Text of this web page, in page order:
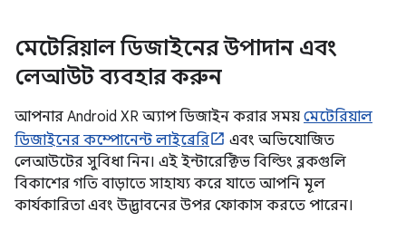
মেটেরিয়াল ডিজাইনের উপাদান এবং
লেআউট ব্যবহার করুন
আপনার Android XR অ্যাপ ডিজাইন করার সময় মেটেরিয়াল
ডিজাইনের কম্পোনেন্ট লাইব্রেরি
এবং অভিযোজিত
লেআউটের সুবিধা নিন। এই ইন্টারেক্টিভ বিল্ডিং ব্লকগুলি
বিকাশের গতি বাড়াতে সাহায্য করে যাতে আপনি মূল
কার্যকারিতা এবং উদ্ভাবনের উপর ফোকাস করতে পারেন।